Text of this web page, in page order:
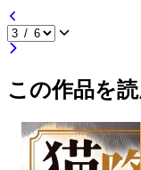
この作品を